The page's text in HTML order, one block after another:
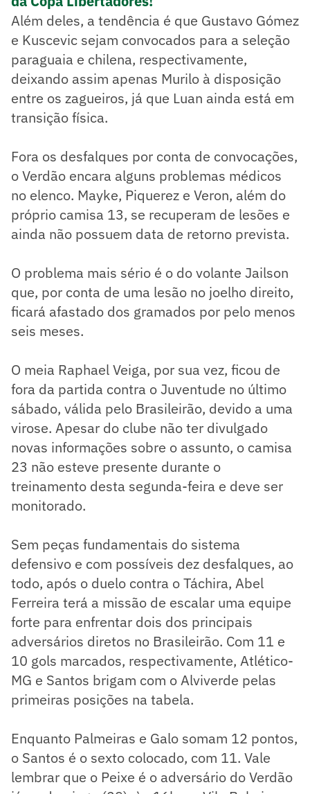
Além deles, a tendência é que Gustavo Gómez
e Kuscevic sejam convocados para a seleção
paraguaia e chilena, respectivamente,
deixando assim apenas Murilo à disposição
entre os zagueiros, já que Luan ainda está em
transição física.
Fora os desfalques por conta de convocações,
o Verdão encara alguns problemas médicos
no elenco. Mayke, Piquerez e Veron, além do
próprio camisa 13, se recuperam de lesões e
ainda não possuem data de retorno prevista.
O problema mais sério é o do volante Jailson
que, por conta de uma lesão no joelho direito,
ficará afastado dos gramados por pelo menos
seis meses.
O meia Raphael Veiga, por sua vez, ficou de
fora da partida contra o Juventude no último
sábado, válida pelo Brasileirão, devido a uma
virose. Apesar do clube não ter divulgado
novas informações sobre o assunto, o camisa
23 não esteve presente durante o
treinamento desta segunda-feira e deve ser
monitorado.
Sem peças fundamentais do sistema
defensivo e com possíveis dez desfalques, ao
todo, após o duelo contra o Táchira, Abel
Ferreira terá a missão de escalar uma equipe
forte para enfrentar dois dos principais
adversários diretos no Brasileirão. Com 11 e
10 gols marcados, respectivamente, Atlético-
MG e Santos brigam com o Alviverde pelas
primeiras posições na tabela.
Enquanto Palmeiras e Galo somam 12 pontos,
o Santos é o sexto colocado, com 11. Vale
lembrar que o Peixe é o adversário do Verdão